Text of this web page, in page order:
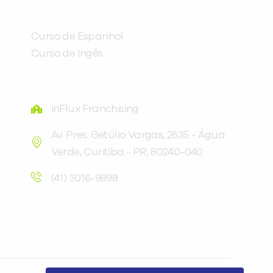
Curso de Espanhol
Curso de Ingês
inFlux Franchising
Av. Pres. Getúlio Vargas, 2635 - Água
Verde, Curitiba - PR, 80240-040
(41) 3016-9898
Você é aluno inFlux?
Sim